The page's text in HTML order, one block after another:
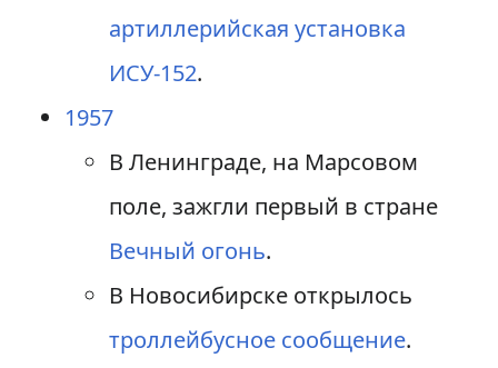
артиллерийская установка
ИСУ-152.
1957
В Ленинграде, на Марсовом
поле, зажгли первый в стране
Вечный огонь.
В Новосибирске открылось
троллейбусное сообщение.